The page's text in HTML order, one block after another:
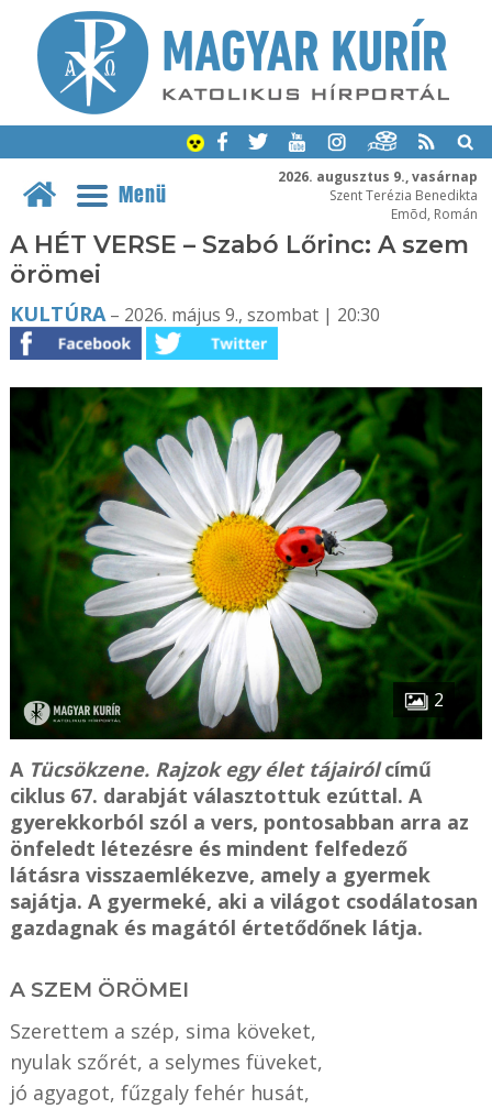
2026. augusztus 9., vasárnap
Szent Terézia Benedikta
Emõd, Román
Menü
A HÉT VERSE – Szabó Lőrinc: A szem
örömei
KULTÚRA– 2026. május 9., szombat | 20:30
2
A Tücsökzene. Rajzok egy élet tájairólcímű
ciklus 67. darabját választottuk ezúttal. A
gyerekkorból szól a vers, pontosabban arra az
önfeledt létezésre és mindent felfedező
látásra visszaemlékezve, amely a gyermek
sajátja. A gyermeké, aki a világot csodálatosan
gazdagnak és magától értetődőnek látja.
A SZEM ÖRÖMEI
Szerettem a szép, sima köveket,
nyulak szőrét, a selymes füveket,
jó agyagot, fűzgaly fehér husát,